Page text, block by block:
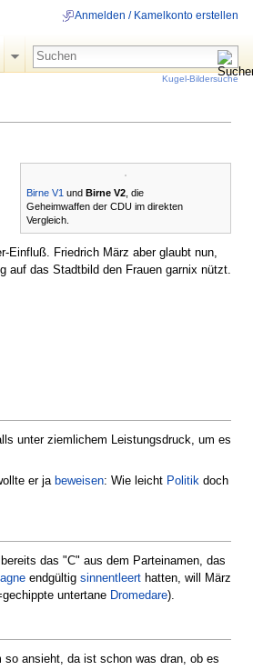
Birne V1 und Birne V2 , die
Geheimwaffen der CDU im direkten
Vergleich.
Einfluß. Friedrich März aber glaubt nun,
auf das Stadtbild den Frauen garnix nützt.
unter ziemlichem Leistungsdruck, um es
er ja beweisen: Wie leicht Politik doch
bereits das "C" aus dem Parteinamen, das
endgültig sinnentleert hatten, will März
untertane Dromedare).
ansieht, da ist schon was dran, ob es
Anmelden / Kamelkonto erstellen
Kugel-Bildersuche